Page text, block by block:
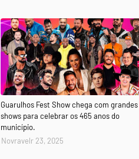
Guarulhos Fest Show chega com grandes
shows para celebrar os 465 anos do
município.
Novravelr 23, 2025